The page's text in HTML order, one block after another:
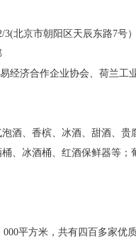
北京市朝阳区天辰东路7号
济合作企业协会、荷兰工
、香槟、冰酒、甜酒、贵
、冰酒桶、红酒保鲜器等
平方米，共有四百多家优